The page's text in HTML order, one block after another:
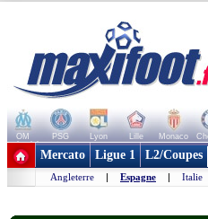
OM PSG Lyon Lille Monaco
+ de clubs
Mercato Ligue 1 L2/Coupes
Angleterre | Espagne | Italie